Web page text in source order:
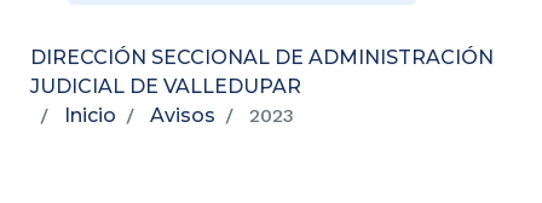
DIRECCIÓN SECCIONAL DE ADMINISTRACIÓN
JUDICIAL DE VALLEDUPAR
Inicio
Avisos 2023